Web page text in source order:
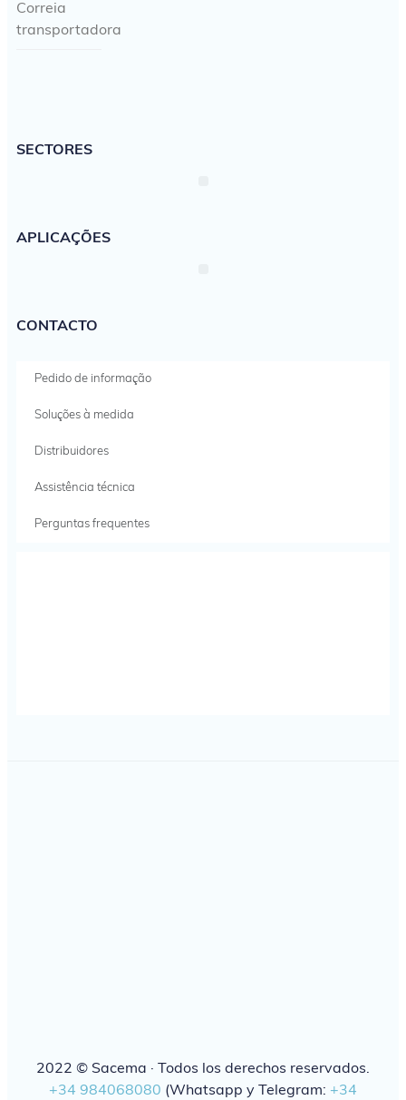
Correia
transportadora
SECTORES
APLICAÇÕES
CONTACTO
Pedido de informação
Soluções à medida
Distribuidores
Assistência técnica
Perguntas frequentes
2022 © Sacema · Todos los derechos reservados.
+34 984068080 (Whatsapp y Telegram: +34